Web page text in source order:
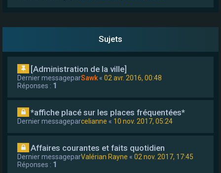
Sujets
[Administration de la ville]
Dernier messageparSawk « 02 avr. 2016, 00:48
Réponses : 1
*affiche placé sur les places fréquentées*
Dernier messageparcelianne « 10 nov. 2017, 05:24
Affaires courantes et faits quotidien
Dernier messageparValérian Rayne « 02 nov. 2017, 17:45
Réponses : 1